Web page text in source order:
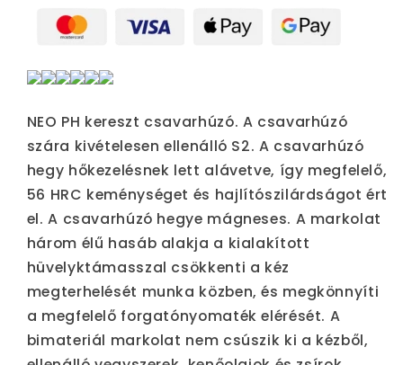
NEO PH kereszt csavarhúzó. A csavarhúzó
szára kivételesen ellenálló S2. A csavarhúzó
hegy hőkezelésnek lett alávetve, így megfelelő,
56 HRC keménységet és hajlítószilárdságot ért
el. A csavarhúzó hegye mágneses. A markolat
három élű hasáb alakja a kialakított
hüvelyktámasszal csökkenti a kéz
megterhelését munka közben, és megkönnyíti
a megfelelő forgatónyomaték elérését. A
bimateriál markolat nem csúszik ki a kézből,